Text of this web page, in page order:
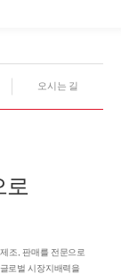
오시는 길
로
조, 판매를 전문으로
로벌 시장지배력을